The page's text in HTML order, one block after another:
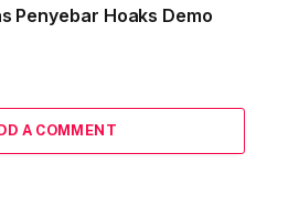
Penyebar Hoaks Demo
A COMMENT